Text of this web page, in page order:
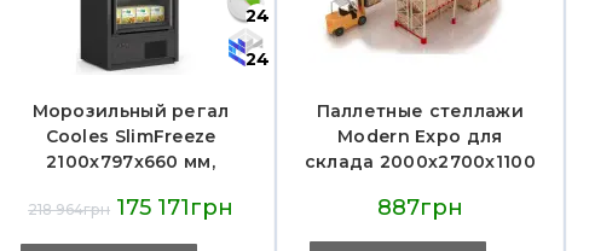
24
24
Морозильный регал
Cooles SlimFreeze
2100х797х660 мм,
морозильная горка,
218 964грн 175 171грн
Паллетные стеллажи
Modern Expo для
склада 2000х2700х1100
хранения паллет и
оптимизации
887грн